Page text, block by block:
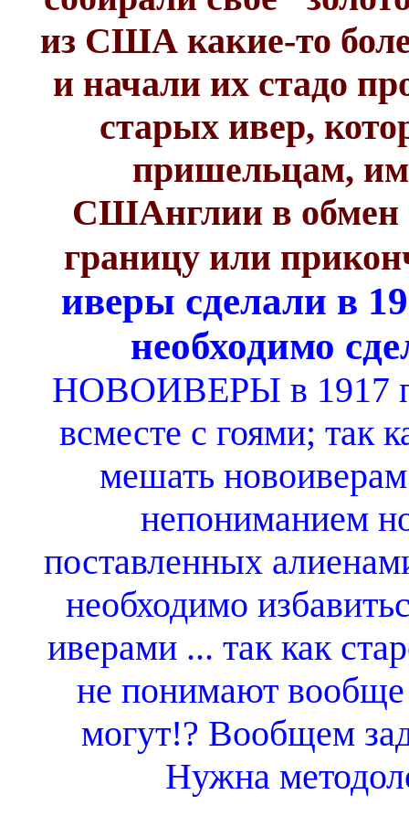
из США какие-то
и начали их стадо
старых ивер,
пришельцам,
СШАнглии в обмен
границу или
иверы сделали в
необходимо
НОВОИВЕРЫ в 1917
всместе с гоями; так
мешать
непониманием
поставленных
необходимо
иверами ... так как
не понимают
могут!? Вообщем
Нужна